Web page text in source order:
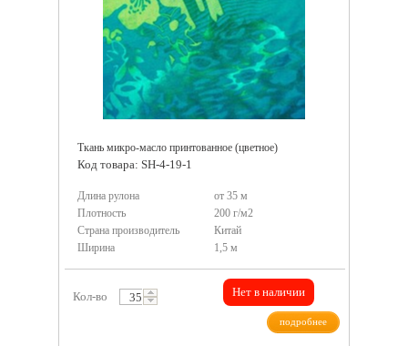
Ткань микро-масло принтованное (цветное)
Код товара: SH-4-19-1
Длина рулона
от 35 м
Плотность
200 г/м2
Страна производитель
Китай
Ширина
1,5 м
Кол-во Нет в наличии
подробнее